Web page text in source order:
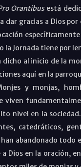
Orantibusestá
dar gracias a Dios
la Jornada tiene por
dicho al inicio de la
aquí en la
y monjas,
viven
nivel en la
catedráticos,
han abandonado
a Dios en la oración,